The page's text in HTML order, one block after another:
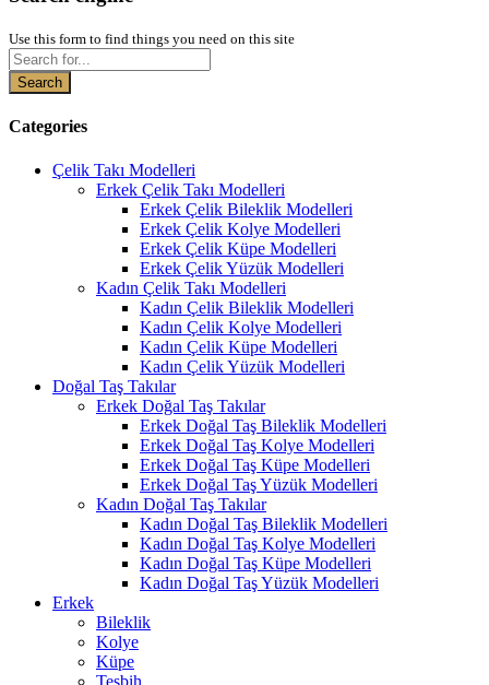
Use this form to find things you need on this site
Search
Categories
Çelik Takı Modelleri
Erkek Çelik Takı Modelleri
Erkek Çelik Bileklik Modelleri
Erkek Çelik Kolye Modelleri
Erkek Çelik Küpe Modelleri
Erkek Çelik Yüzük Modelleri
Kadın Çelik Takı Modelleri
Kadın Çelik Bileklik Modelleri
Kadın Çelik Kolye Modelleri
Kadın Çelik Küpe Modelleri
Kadın Çelik Yüzük Modelleri
Doğal Taş Takılar
Erkek Doğal Taş Takılar
Erkek Doğal Taş Bileklik Modelleri
Erkek Doğal Taş Kolye Modelleri
Erkek Doğal Taş Küpe Modelleri
Erkek Doğal Taş Yüzük Modelleri
Kadın Doğal Taş Takılar
Kadın Doğal Taş Bileklik Modelleri
Kadın Doğal Taş Kolye Modelleri
Kadın Doğal Taş Küpe Modelleri
Kadın Doğal Taş Yüzük Modelleri
Erkek
Bileklik
Kolye
Küpe
Tesbih